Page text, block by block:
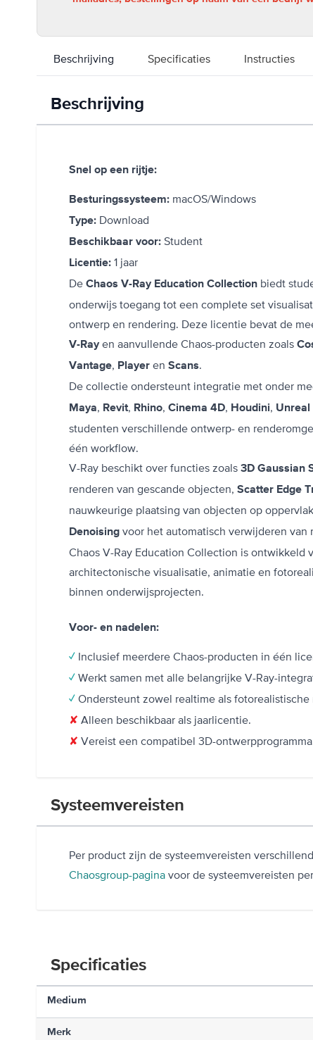
Beschrijving Specificaties Instructies
Beschrijving
Snel op een rijtje:
Besturingssysteem: macOS/Windows
Type: Download
Beschikbaar voor: Student
Licentie: 1 jaar
De Chaos V-Ray Education Collection biedt
onderwijs toegang tot een complete set
ontwerp en rendering. Deze licentie bevat de
V-Ray en aanvullende Chaos-producten zoals
Vantage Player en Scans
De collectie ondersteunt integratie met onder
Maya Revit Rhino Cinema 4D Houdini Unreal
studenten verschillende ontwerp- en
één workflow.
V-Ray beschikt over functies zoals 3D Gaussian
renderen van gescande objecten, Scatter Edge
nauwkeurige plaatsing van objecten op
Denoising voor het automatisch verwijderen van
Chaos V-Ray Education Collection is ontwikkeld
architectonische visualisatie, animatie en
binnen onderwijsprojecten.
Voor- en nadelen:
✓ Inclusief meerdere Chaos-producten in één
✓ Werkt samen met alle belangrijke V-Ray-
✓ Ondersteunt zowel realtime als fotorealistische
✘ Alleen beschikbaar als jaarlicentie.
✘ Vereist een compatibel 3D-ontwerpprogramma.
Specificaties
Medium
Merk
Systeemvereisten
Per product zijn de systeemvereisten
Chaosgroup-pagina voor de systeemvereisten